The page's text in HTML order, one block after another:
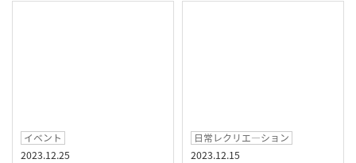
イベント
2023.12.25
日常レクリエ―ション
2023.12.15